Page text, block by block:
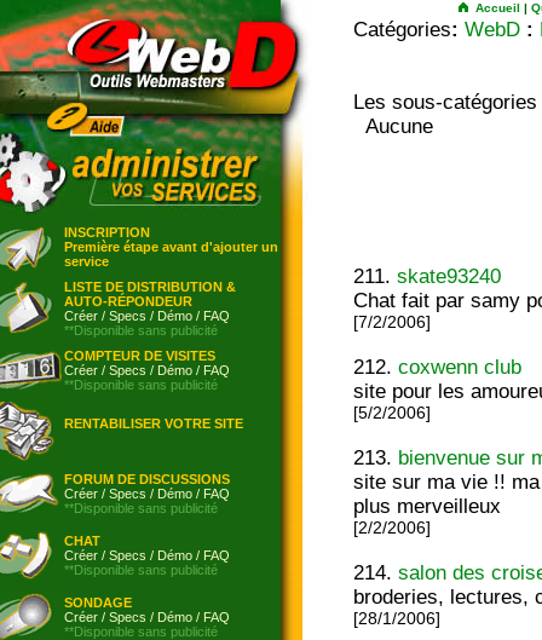
INSCRIPTION
Première étape avant d'ajouter un
service
LISTE DE DISTRIBUTION &
AUTO-RÉPONDEUR
Créer / Specs / Démo / FAQ
**Disponible sans publicité
COMPTEUR DE VISITES
Créer / Specs / Démo / FAQ
**Disponible sans publicité
RENTABILISER VOTRE SITE
FORUM DE DISCUSSIONS
Créer / Specs / Démo / FAQ
**Disponible sans publicité
CHAT
Créer / Specs / Démo / FAQ
**Disponible sans publicité
SONDAGE
Créer / Specs / Démo / FAQ
**Disponible sans publicité
Accueil |
Catégories: WebD :
Les sous-catégories
Aucune
211.skate93240
Chat fait par samy
[7/2/2006]
212.coxwenn club
site pour les
[5/2/2006]
213. bienvenue sur
site sur ma vie !!
plus merveilleux
[2/2/2006]
214.salon des
broderies, lectures,
[28/1/2006]